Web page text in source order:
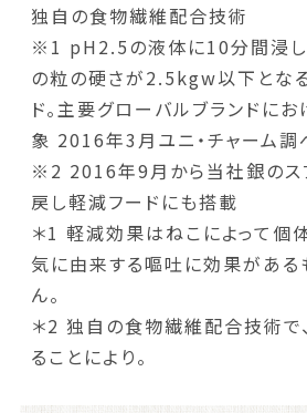
独自の食物繊維配合技術
※1 pH2.5の液体に10分間浸し
の粒の硬さが2.5kgw以下となる
ド。主要グローバルブランドに
象 2016年3月ユニ・チャーム調
※2 2016年9月から当社銀のス
戻し軽減フードにも搭載
＊1 軽減効果はねこによって個
気に由来する嘔吐に効果がある
ん。
＊2 独自の食物繊維配合技術で
ることにより。